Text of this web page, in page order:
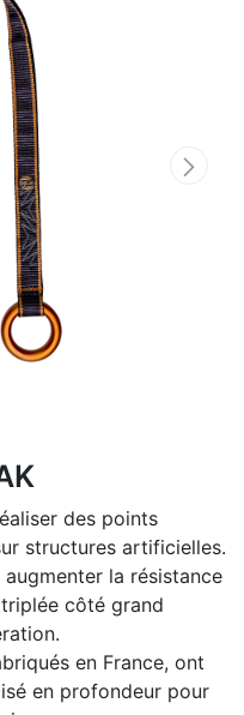
des points
structures artificielles.
la résistance
côté grand
en France, ont
en profondeur pour